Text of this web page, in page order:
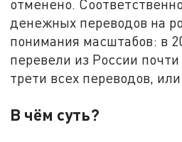
отменено.
денежных переводов на
понимания масштабов: в
перевели из России
трети всех переводов,
В чём суть?